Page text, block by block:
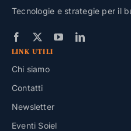
Tecnologie e strategie per il
LINK UTILI
Chi siamo
Contatti
Newsletter
Eventi Soiel